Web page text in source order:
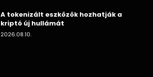
A tokenizált eszközök hozhatják a
kriptó új hullámát
2026.08.10.